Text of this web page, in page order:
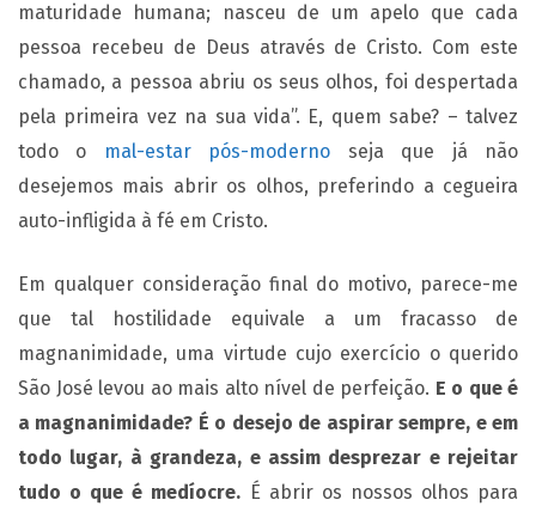
maturidade humana; nasceu de um apelo que cada
pessoa recebeu de Deus através de Cristo. Com este
chamado, a pessoa abriu os seus olhos, foi despertada
pela primeira vez na sua vida”. E, quem sabe? – talvez
todo o
mal-estar pós-moderno seja que já não
desejemos mais abrir os olhos, preferindo a cegueira
auto-infligida à fé em Cristo.
Em qualquer consideração final do motivo, parece-me
que tal hostilidade equivale a um fracasso de
magnanimidade, uma virtude cujo exercício o querido
São José levou ao mais alto nível de perfeição. E o que é
a magnanimidade? É o desejo de aspirar sempre, e em
todo lugar, à grandeza, e assim desprezar e rejeitar
tudo o que é medíocre. É abrir os nossos olhos para